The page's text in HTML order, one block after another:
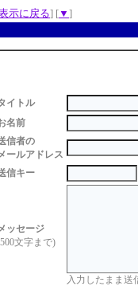
示に戻る] [▼ ]
イトル
名前
信者の
ールアドレス
信キー
ッセージ
文字まで)
入力したまま送